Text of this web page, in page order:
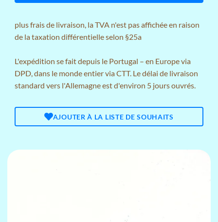
plusfrais de livraison, la TVA n'est pas affichée en raison
de la taxation différentielle selon §25a
L'expédition se fait depuis le Portugal – en Europe via
DPD, dans le monde entier via CTT. Le délai de livraison
standard vers l'Allemagne est d'environ 5 jours ouvrés.
AJOUTER À LA LISTE DE SOUHAITS